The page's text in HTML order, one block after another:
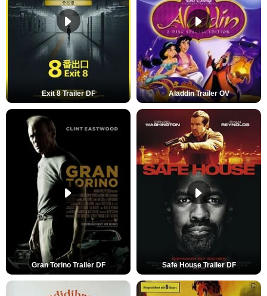
Exit 8 Trailer DF Aladdin Trailer OV
Gran Torino Trailer DF Safe House Trailer DF